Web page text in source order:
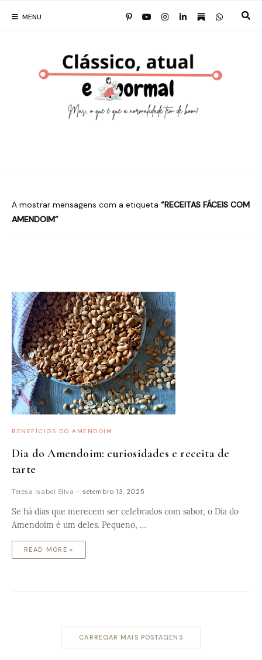
MENU
A mostrar mensagens com a etiqueta
RECEITAS FÁCEIS COM
AMENDOIM
BENEFÍCIOS DO AMENDOIM
Dia do Amendoim: curiosidades e receita de
tarte
Teresa Isabel SIlva - setembro 13, 2025
Se há dias que merecem ser celebrados com sabor, o Dia do
Amendoim é um deles. Pequeno, …
READ MORE »
CARREGAR MAIS POSTAGENS